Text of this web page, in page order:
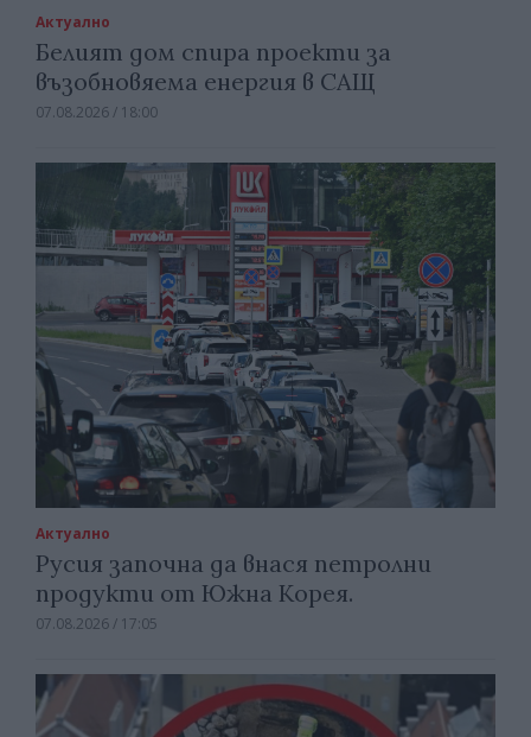
Актуално
Белият дом спира проекти за
възобновяема енергия в САЩ
07.08.2026 / 18:00
Актуално
Русия започна да внася петролни
продукти от Южна Корея.
07.08.2026 / 17:05